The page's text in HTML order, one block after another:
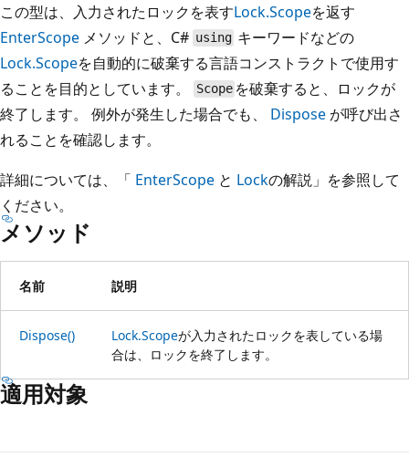
この型は、入力されたロックを表すLock.Scopeを返す
EnterScope メソッドと、C# using キーワードなどの
Lock.Scopeを自動的に破棄する言語コンストラクトで使用す
ることを目的としています。
Scope を破棄すると、ロックが
終了します。 例外が発生した場合でも、 Dispose が呼び出さ
れることを確認します。
詳細については、「 EnterScope と Lockの解説」を参照して
ください。
メソッド
名前 説明
Dispose() Lock.Scopeが入力されたロックを表している場
合は、ロックを終了します。
適用対象
み